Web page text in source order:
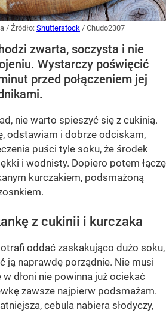
/ Źródło: Shutterstock / Chudo2307
zwarta, soczysta i nie
Wystarczy poświęcić
przed połączeniem jej
nie warto spieszyć się z cukinią.
odstawiam i dobrze odciskam,
puści tyle soku, że środek
i wodnisty. Dopiero potem łączę
kurczakiem, podsmażoną
z cukinii i kurczaka
oddać zaskakująco dużo soku,
ją naprawdę porządnie. Nie musi
w dłoni nie powinna już ociekać
zawsze najpierw podsmażam.
cebula nabiera słodyczy,